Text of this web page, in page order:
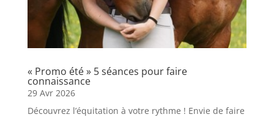
« Promo été » 5 séances pour faire
connaissance
29 Avr 2026
Découvrez l’équitation à votre rythme ! Envie de faire